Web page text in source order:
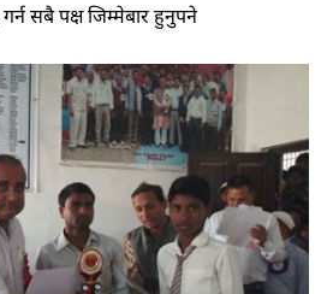
सबै पक्ष जिम्मेबार हुनुपने